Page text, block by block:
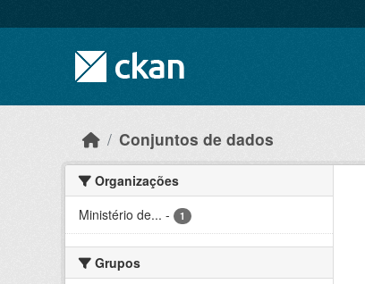
Conjuntos de dados
Organizações
Ministério de... - 1
Grupos